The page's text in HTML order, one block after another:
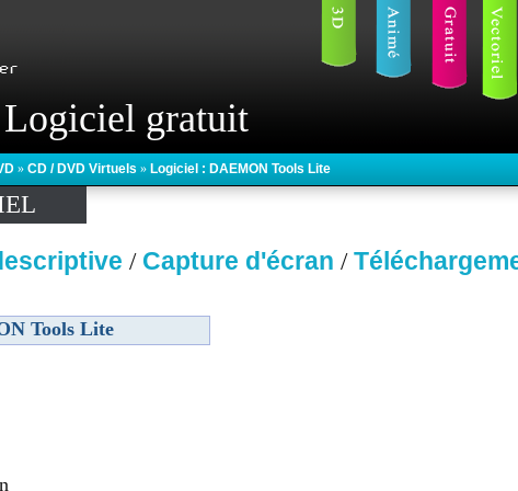
Logiciel gratuit
» CD / DVD Virtuels » Logiciel : DAEMON Tools Lite
/ Capture d'écran /
Tools Lite